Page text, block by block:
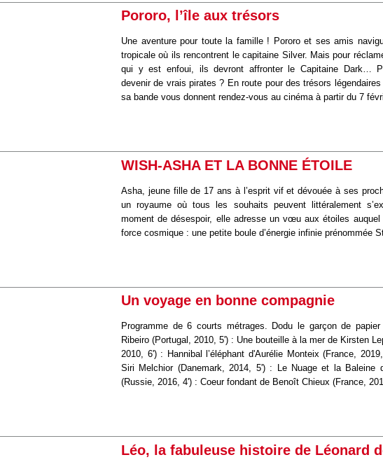
Pororo, l’île aux trésors
Une aventure pour toute la famille ! Pororo et ses amis
tropicale où ils rencontrent le capitaine Silver. Mais pour
qui y est enfoui, ils devront affronter le Capitaine Dark…
devenir de vrais pirates ? En route pour des trésors
sa bande vous donnent rendez-vous au cinéma à partir du 7
WISH-ASHA ET LA BONNE ÉTOILE
Asha, jeune fille de 17 ans à l’esprit vif et dévouée à ses
un royaume où tous les souhaits peuvent littéralement
moment de désespoir, elle adresse un vœu aux étoiles auquel
force cosmique : une petite boule d’énergie infinie prénommée
Un voyage en bonne compagnie
Programme de 6 courts métrages. Dodu le garçon de
Ribeiro (Portugal, 2010, 5') : Une bouteille à la mer de Kirsten
2010, 6') : Hannibal l’éléphant d'Aurélie Monteix (France,
Siri Melchior (Danemark, 2014, 5') : Le Nuage et la Baleine
(Russie, 2016, 4') : Coeur fondant de Benoît Chieux (France,
Léo, la fabuleuse histoire de Léonard